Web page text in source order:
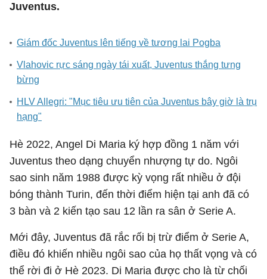
Juventus.
Giám đốc Juventus lên tiếng về tương lai Pogba
Vlahovic rực sáng ngày tái xuất, Juventus thắng tưng
bừng
HLV Allegri: "Mục tiêu ưu tiên của Juventus bây giờ là trụ
hạng"
Hè 2022, Angel Di Maria ký hợp đồng 1 năm với
Juventus theo dạng chuyển nhượng tự do. Ngôi
sao sinh năm 1988 được kỳ vọng rất nhiều ở đội
bóng thành Turin, đến thời điểm hiện tại anh đã có
3 bàn và 2 kiến tạo sau 12 lần ra sân ở Serie A.
Mới đây, Juventus đã rắc rối bị trừ điểm ở Serie A,
điều đó khiến nhiều ngôi sao của họ thất vọng và có
thể rời đi ở Hè 2023. Di Maria được cho là từ chối